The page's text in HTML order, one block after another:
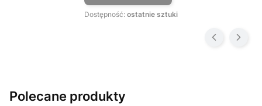
Dostępność: ostatnie sztuki
Polecane produkty